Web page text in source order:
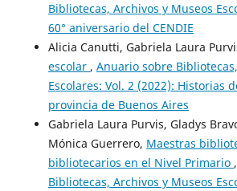
Bibliotecas, Archivos y Museos
60° aniversario del CENDIE
Alicia Canutti, Gabriela Laura
escolar , Anuario sobre
Escolares: Vol. 2 (2022): Historias
provincia de Buenos Aires
Gabriela Laura Purvis, Gladys
Mónica Guerrero, Maestras
bibliotecarios en el Nivel Primario ,
Bibliotecas, Archivos y Museos